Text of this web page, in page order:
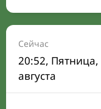
Время намаза
Расписание на
Время Сухура
Календарь
Сейчас
20:52, Пятница,
августа